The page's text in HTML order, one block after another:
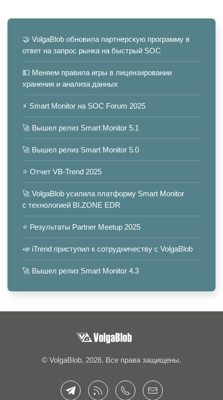
🤝 VolgaBlob обновила партнерскую программу в
ответ на запрос рынка на быстрый SOC
💵 Меняем правила игры в лицензировании
хранения и анализа данных
⚡️ Smart Monitor на SOC Forum 2025
🚀 Вышел релиз Smart Monitor 5.1
🚀 Вышел релиз Smart Monitor 5.0
⭐️ Отчет VB-Trend 2025
🚀 VolgaBlob усилила платформу Smart Monitor
с технологией BI.ZONE EDR
⭐️ Результаты Partner Meetup 2025
📣 iTrend приступил к сотрудничеству с VolgaBlob
🚀 Вышел релиз Smart Monitor 4.3
© VolgaBlob, 2026. Все права защищены.